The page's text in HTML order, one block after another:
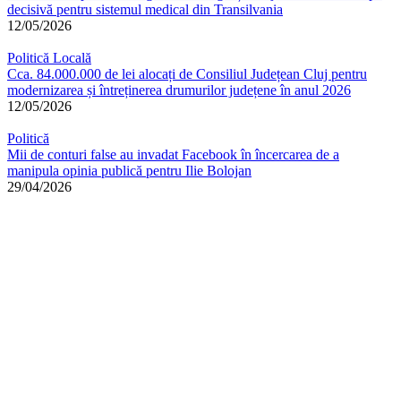
decisivă pentru sistemul medical din Transilvania
12/05/2026
Politică Locală
Cca. 84.000.000 de lei alocați de Consiliul Județean Cluj pentru
modernizarea și întreținerea drumurilor județene în anul 2026
12/05/2026
Politică
Mii de conturi false au invadat Facebook în încercarea de a
manipula opinia publică pentru Ilie Bolojan
29/04/2026